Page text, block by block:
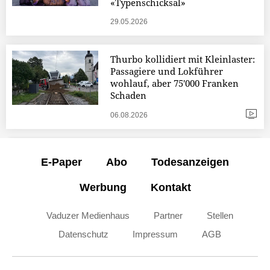
«Typenschicksal»
29.05.2026
Thurbo kollidiert mit Kleinlaster:
Passagiere und Lokführer
wohlauf, aber 75'000 Franken
Schaden
06.08.2026
E-Paper Abo Todesanzeigen
Werbung Kontakt
Vaduzer Medienhaus Partner
Stellen
Datenschutz
Impressum AGB